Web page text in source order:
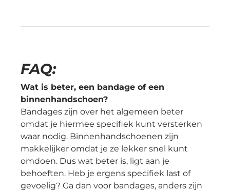
FAQ:
Wat is beter, een bandage of een
binnenhandschoen?
Bandages zijn over het algemeen beter
omdat je hiermee specifiek kunt versterken
waar nodig. Binnenhandschoenen zijn
makkelijker omdat je ze lekker snel kunt
omdoen. Dus wat beter is, ligt aan je
behoeften. Heb je ergens specifiek last of
gevoelig? Ga dan voor bandages, anders zijn